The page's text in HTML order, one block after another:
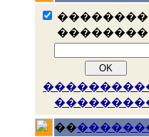
��������
��